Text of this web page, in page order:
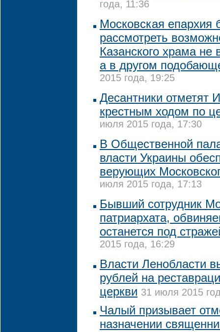
года, 11:36
Московская епархия
рассмотреть
Казанского храма
а в другом
2015 года, 19:25
Десантники отметят
крестным ходом по
июля 2015 года, 17:30
В Общественной
власти Украины
верующих
июля 2015 года, 17:13
Бывший сотрудник
патриархата,
останется под
2015 года, 16:29
Власти Ленобласти
рублей на
церкви 31 июля 2015
Чалый призывает
назначении